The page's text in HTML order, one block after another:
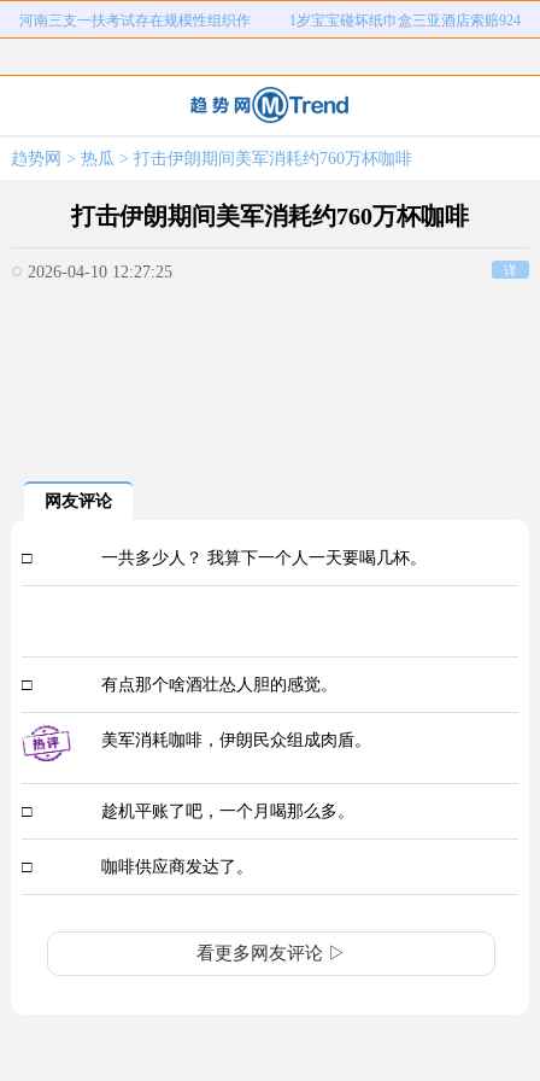
河南三支一扶考试存在规模性组织作 1岁宝宝碰坏纸巾盒三亚酒店索赔924
26岁女儿谈47岁妈妈突然产女 儿子举报身价上亿父亲说家已破碎
海口80吨高危化学品瞒报 韩国宣布国家灾难状态
趋势网 > 热瓜 > 打击伊朗期间美军消耗约760万杯咖啡
打击伊朗期间美军消耗约760万杯咖啡
2026-04-10 12:27:25 详
网友评论
□ 一共多少人？ 我算下一个人一天要喝几杯。
□ 有点那个啥酒壮怂人胆的感觉。
美军消耗咖啡，伊朗民众组成肉盾。
□ 趁机平账了吧，一个月喝那么多。
□ 咖啡供应商发达了。
看更多网友评论 ▷